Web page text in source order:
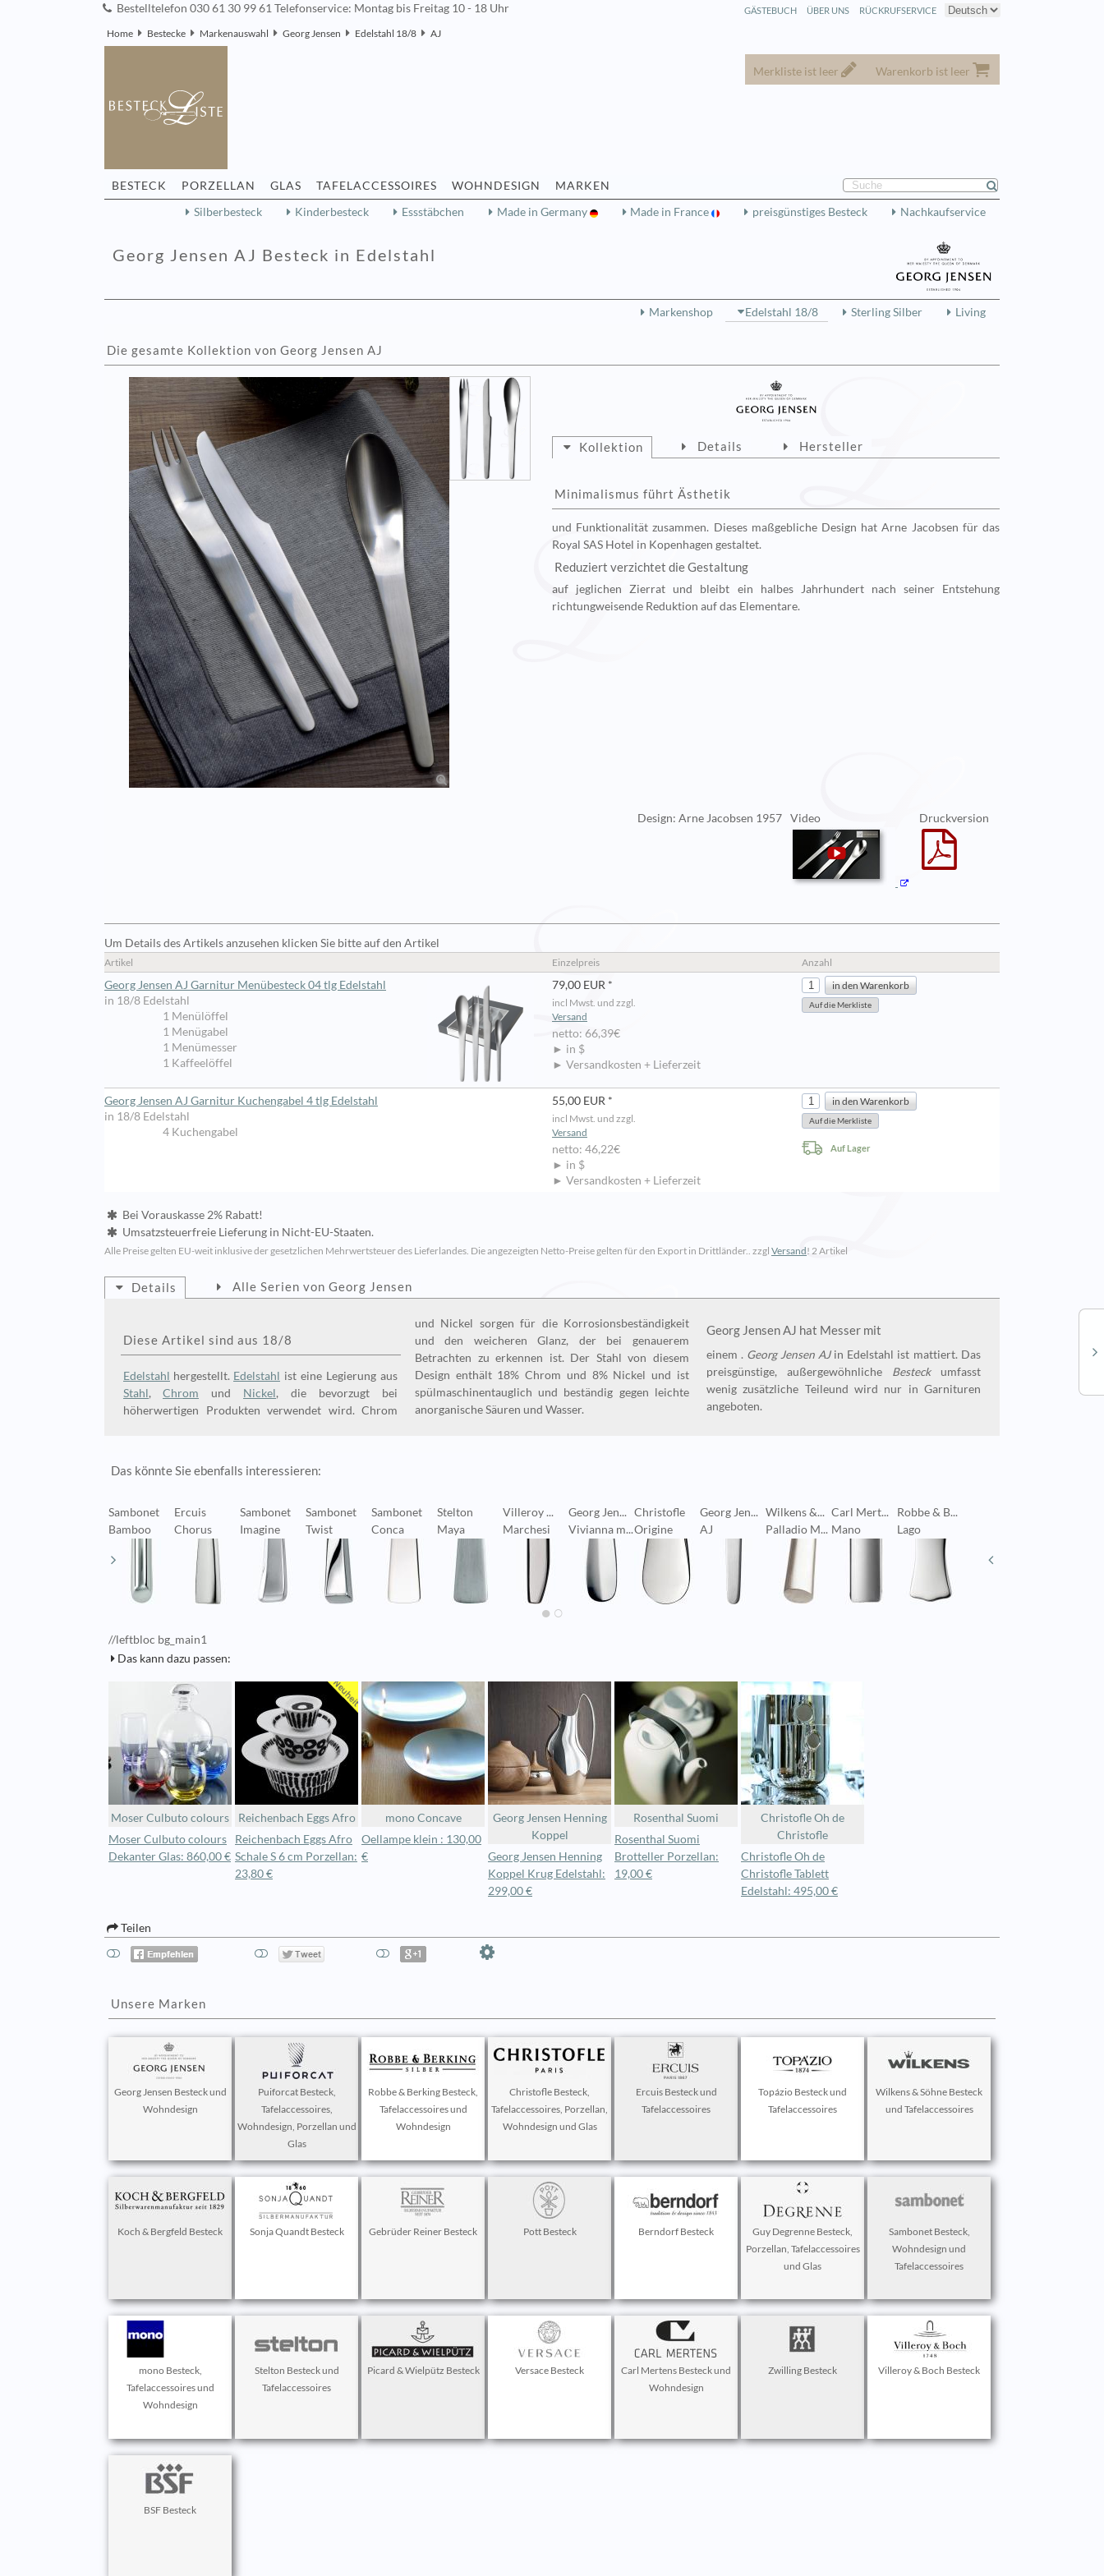
Bestelltelefon 030 61 30 99 61 Telefonservice: Montag bis Freitag 10 - 18 Uhr RÜCKRUFSERVICE
ÜBER UNS
GÄSTEBUCH
Home Bestecke Markenauswahl Georg Jensen Edelstahl 18/8 AJ
Merkliste ist leer Warenkorb ist leer
BESTECK PORZELLAN GLAS TAFELACCESSOIRES WOHNDESIGN
MARKEN
Silberbesteck
Kinderbesteck Essstäbchen Made in Germany Made in France preisgünstiges Besteck Nachkaufservice
Georg Jensen AJ Besteck in Edelstahl
Markenshop Edelstahl 18/8 Sterling Silber Living
Die gesamte Kollektion von Georg Jensen AJ
Kollektion
Minimalismus führt Ästhetik
und Funktionalität zusammen. Dieses maßgebliche Design hat Arne Jacobsen für das
Royal SAS Hotel in Kopenhagen gestaltet.
Reduziert verzichtet die Gestaltung
auf jeglichen Zierrat und bleibt ein halbes Jahrhundert nach seiner Entstehung
richtungweisende Reduktion auf das Elementare.
Details Hersteller
Design: Arne Jacobsen 1957 Video Druckversion
Um Details des Artikels anzusehen klicken Sie bitte auf den Artikel
Artikel Einzelpreis Anzahl
Georg Jensen AJ Garnitur Menübesteck 04 tlg Edelstahl
in 18/8 Edelstahl
1 Menülöffel
1 Menügabel
1 Menümesser
1 Kaffeelöffel
79,00 EUR *
incl Mwst. und zzgl.
Versand
netto: 66,39€
► in $
► Versandkosten + Lieferzeit
Georg Jensen AJ Garnitur Kuchengabel 4 tlg Edelstahl
in 18/8 Edelstahl
4 Kuchengabel
55,00 EUR *
incl Mwst. und zzgl.
Versand
netto: 46,22€
► in $
► Versandkosten + Lieferzeit
Auf Lager
Bei Vorauskasse 2% Rabatt!
Umsatzsteuerfreie Lieferung in Nicht-EU-Staaten.
Alle Preise gelten EU-weit inklusive der gesetzlichen Mehrwertsteuer des Lieferlandes. Die angezeigten Netto-Preise gelten für den Export in Drittländer.. zzgl Versand! 2 Artikel
Details
Diese Artikel sind aus 18/8
Edelstahl hergestellt. Edelstahl ist eine Legierung aus
Stahl, Chrom und Nickel, die bevorzugt bei
höherwertigen Produkten verwendet wird. Chrom
und Nickel sorgen für die Korrosionsbeständigkeit
und den weicheren Glanz, der bei genauerem
Betrachten zu erkennen ist. Der Stahl von diesem
Design enthält 18% Chrom und 8% Nickel und ist
spülmaschinentauglich und beständig gegen leichte
anorganische Säuren und Wasser.
Georg Jensen AJ hat Messer mit
einem . Georg Jensen AJin Edelstahl ist mattiert. Das
preisgünstige, außergewöhnliche Besteckumfasst
wenig zusätzliche Teileund wird nur in Garnituren
angeboten.
Alle Serien von Georg Jensen
Das könnte Sie ebenfalls interessieren:
Sambonet
Bamboo
Ercuis
Chorus
Sambonet
Imagine
Sambonet
Twist
Sambonet
Conca
Stelton
Maya
Villeroy ...
Marchesi
Georg Jen...
Vivianna m...
Christofle
Origine
Georg Jen...
AJ
Wilkens &...
Palladio M...
Carl Mert...
Mano
Robbe & B...
Lago
//leftbloc bg_main1
Das kann dazu passen:
Moser Culbuto colours
Moser Culbuto colours
Dekanter Glas: 860,00 €
Reichenbach Eggs Afro
Reichenbach Eggs Afro
Schale S 6 cm Porzellan:
23,80 €
mono Concave
Oellampe klein : 130,00
€
Georg Jensen Henning
Koppel
Georg Jensen Henning
Koppel Krug Edelstahl:
299,00 €
Rosenthal Suomi
Rosenthal Suomi
Brotteller Porzellan:
19,00 €
Christofle Oh de
Christofle
Christofle Oh de
Christofle Tablett
Edelstahl: 495,00 €
Teilen
Unsere Marken
Georg Jensen Besteck und
Wohndesign
Puiforcat Besteck,
Tafelaccessoires,
Wohndesign, Porzellan und
Glas
Robbe & Berking Besteck,
Tafelaccessoires und
Wohndesign
Christofle Besteck,
Tafelaccessoires, Porzellan,
Wohndesign und Glas
Ercuis Besteck und
Tafelaccessoires
Topázio Besteck und
Tafelaccessoires
Wilkens & Söhne Besteck
und Tafelaccessoires
Koch & Bergfeld Besteck Sonja Quandt Besteck Gebrüder Reiner Besteck Pott Besteck Berndorf Besteck
Guy Degrenne Besteck,
Porzellan, Tafelaccessoires
und Glas
Sambonet Besteck,
Wohndesign und
Tafelaccessoires
mono Besteck,
Tafelaccessoires und
Wohndesign
Stelton Besteck und
Tafelaccessoires
Picard & Wielpütz Besteck Versace Besteck
Carl Mertens Besteck und
Wohndesign
Zwilling Besteck Villeroy & Boch Besteck
BSF Besteck